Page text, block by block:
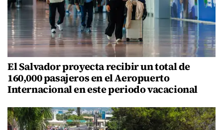
El Salvador proyecta recibir un total de
160,000 pasajeros en el Aeropuerto
Internacional en este periodo vacacional